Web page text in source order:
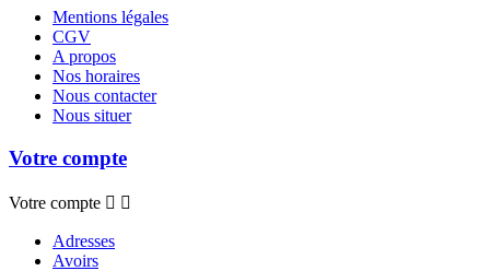
Mentions légales
CGV
A propos
Nos horaires
Nous contacter
Nous situer
Votre compte
Votre compte  
Adresses
Avoirs